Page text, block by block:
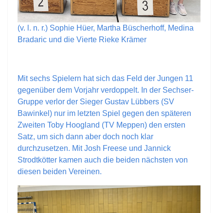
(v. l. n. r.) Sophie Hüer, Martha Büscherhoff, Medina
Bradaric und die Vierte Rieke Krämer
Mit sechs Spielern hat sich das Feld der Jungen 11
gegenüber dem Vorjahr verdoppelt. In der Sechser-
Gruppe verlor der Sieger Gustav Lübbers (SV
Bawinkel) nur im letzten Spiel gegen den späteren
Zweiten Toby Hoogland (TV Meppen) den ersten
Satz, um sich dann aber doch noch klar
durchzusetzen. Mit Josh Freese und Jannick
Strodtkötter kamen auch die beiden nächsten von
diesen beiden Vereinen.